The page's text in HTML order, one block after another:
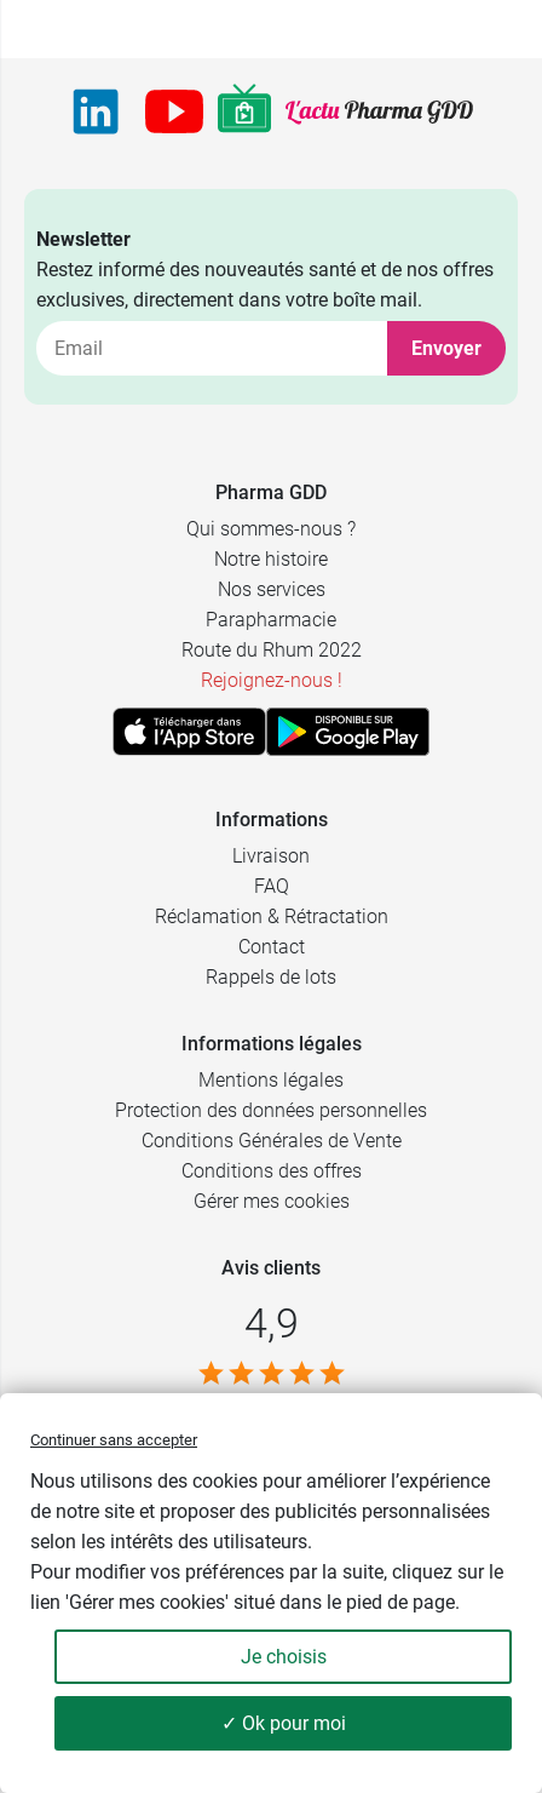
Newsletter
Restez informé des nouveautés santé et de nos offres
exclusives, directement dans votre boîte mail.
Envoyer
Pharma GDD
Qui sommes-nous ?
Notre histoire
Nos services
Parapharmacie
Route du Rhum 2022
Rejoignez-nous !
Informations
Livraison
FAQ
Réclamation & Rétractation
Contact
Rappels de lots
Informations légales
Mentions légales
Protection des données personnelles
Conditions Générales de Vente
Conditions des offres
Gérer mes cookies
Avis clients
4,9
Continuer sans accepter
Nous utilisons des cookies pour améliorer l’expérience
de notre site et proposer des publicités personnalisées
selon les intérêts des utilisateurs.
Pour modifier vos préférences par la suite, cliquez sur le
lien 'Gérer mes cookies' situé dans le pied de page.
Je choisis
✓ Ok pour moi